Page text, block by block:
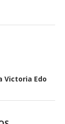
Victoria Edo